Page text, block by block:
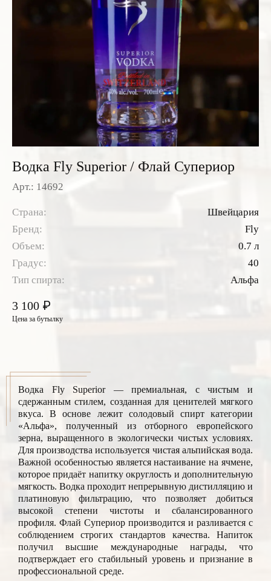
Итальянские вина
Французские вина
Испанские вина
Граппа
Водка Fly Superior / Флай Супериор
Арт.: 14692
Страна:
Швейцария
Бренд:
Fly
Объем:
0.7 л
Градус:
40
Тип спирта:
Альфа
3 100 ₽
Цена за бутылку
Водка Fly Superior — премиальная, с чистым и
сдержанным стилем, созданная для ценителей мягкого
вкуса. В основе лежит солодовый спирт категории
«Альфа», полученный из отборного европейского
зерна, выращенного в экологически чистых условиях.
Для производства используется чистая альпийская вода.
Важной особенностью является настаивание на ячмене,
которое придаёт напитку округлость и дополнительную
мягкость. Водка проходит непрерывную дистилляцию и
платиновую фильтрацию, что позволяет добиться
высокой степени чистоты и сбалансированного
профиля. Флай Супериор производится и разливается с
соблюдением строгих стандартов качества. Напиток
получил высшие международные награды, что
подтверждает его стабильный уровень и признание в
профессиональной среде.